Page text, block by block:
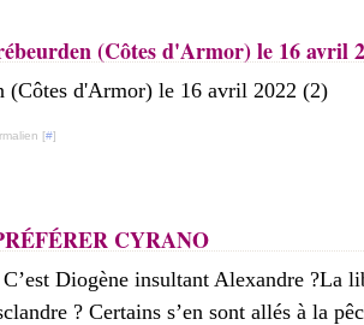
(Côtes d'Armor) le 16 avril
[#]
CYRANO
Diogène insultant Alexandre ?La
? Certains s’en sont allés à la